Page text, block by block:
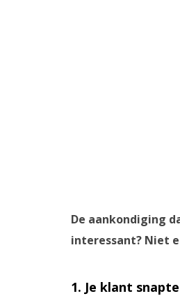
De aankondiging
interessant? Niet
1. Je klant